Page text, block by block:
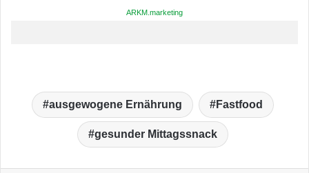
ARKM.marketing
ausgewogene Ernährung Fastfood
gesunder Mittagssnack